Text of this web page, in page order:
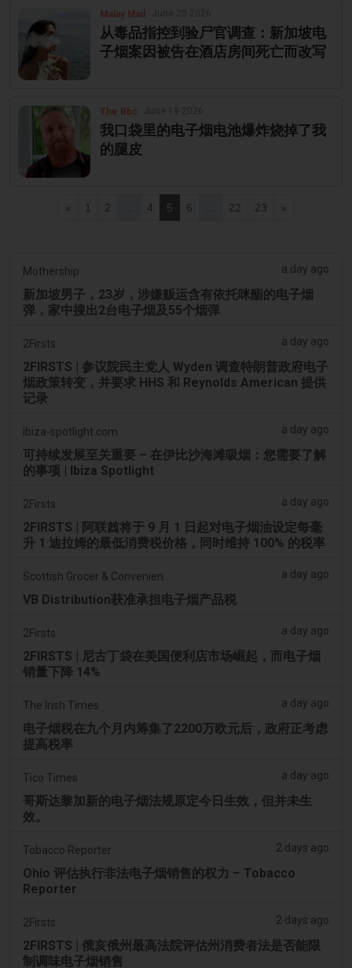
Malay Mail
从毒品指控到验尸官调查：新加坡电
子烟案因被告在酒店房间死亡而改写
The Bbc
我口袋里的电子烟电池爆炸烧掉了我
的腿皮
« 1 2 4 5 6 22 23 »
Mothership. a day ago
新加坡男子，23岁，涉嫌贩运含有依托咪酯的电子烟
弹，家中搜出2台电子烟及55个烟弹
2Firsts a day ago
2FIRSTS | 参议院民主党人 Wyden 调查特朗普政府电子
烟政策转变，并要求 HHS 和 Reynolds American 提供
记录
ibiza-spotlight.com a day ago
可持续发展至关重要 – 在伊比沙海滩吸烟：您需要了解
的事项 | Ibiza Spotlight
2Firsts a day ago
2FIRSTS | 阿联酋将于 9 月 1 日起对电子烟油设定每毫
升 1 迪拉姆的最低消费税价格，同时维持 100% 的税率
a day ago
VB Distribution获准承担电子烟产品税
2Firsts a day ago
2FIRSTS | 尼古丁袋在美国便利店市场崛起，而电子烟
销量下降 14%
The Irish Times a day ago
电子烟税在九个月内筹集了2200万欧元后，政府正考虑
提高税率
Tico Times a day ago
哥斯达黎加新的电子烟法规原定今日生效，但并未生
效。
Tobacco Reporter 2 days ago
Ohio 评估执行非法电子烟销售的权力 – Tobacco
Reporter
2Firsts 2 days ago
2FIRSTS | 俄亥俄州最高法院评估州消费者法是否能限
制调味电子烟销售